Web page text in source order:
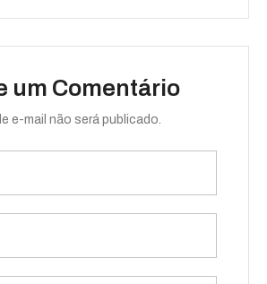
um Comentário
e-mail não será publicado.